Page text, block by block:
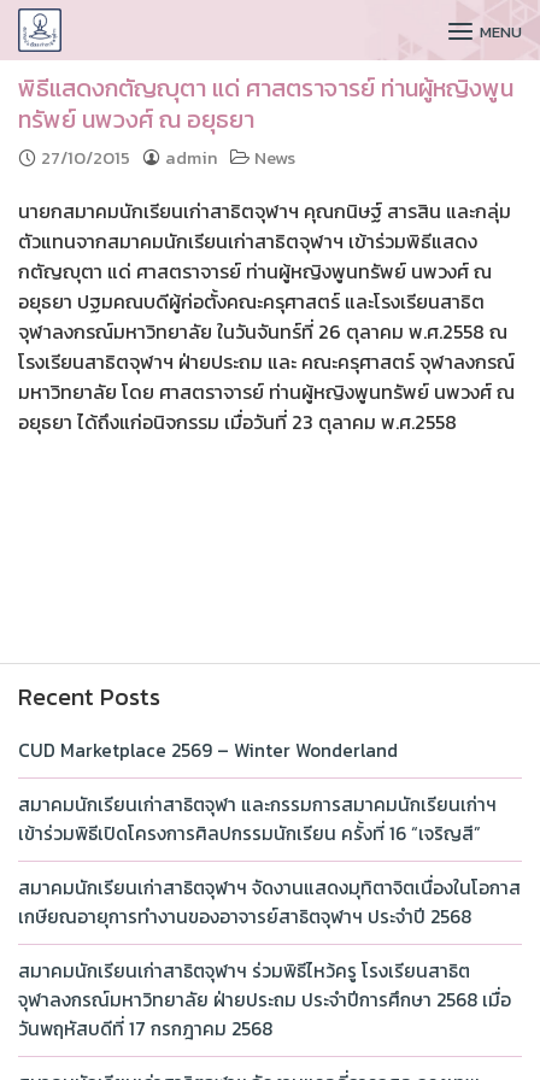
CUDAA MENU
พิธีแสดงกตัญญุตา แด่ ศาสตราจารย์ ท่านผู้หญิงพูน
ทรัพย์ นพวงศ์ ณ อยุธยา
27/10/2015 admin News
นายกสมาคมนักเรียนเก่าสาธิตจุฬาฯ คุณกนิษฐ์ สารสิน และกลุ่ม
ตัวแทนจากสมาคมนักเรียนเก่าสาธิตจุฬาฯ เข้าร่วมพิธีแสดง
กตัญญุตา แด่ ศาสตราจารย์ ท่านผู้หญิงพูนทรัพย์ นพวงศ์ ณ
อยุธยา ปฐมคณบดีผู้ก่อตั้งคณะครุศาสตร์ และโรงเรียนสาธิต
จุฬาลงกรณ์มหาวิทยาลัย ในวันจันทร์ที่ 26 ตุลาคม พ.ศ.2558 ณ
โรงเรียนสาธิตจุฬาฯ ฝ่ายประถม และ คณะครุศาสตร์ จุฬาลงกรณ์
มหาวิทยาลัย โดย ศาสตราจารย์ ท่านผู้หญิงพูนทรัพย์ นพวงศ์ ณ
อยุธยา ได้ถึงแก่อนิจกรรม เมื่อวันที่ 23 ตุลาคม พ.ศ.2558
Recent Posts
CUD Marketplace 2569 – Winter Wonderland
สมาคมนักเรียนเก่าสาธิตจุฬา และกรรมการสมาคมนักเรียนเก่าฯ
เข้าร่วมพิธีเปิดโครงการศิลปกรรมนักเรียน ครั้งที่ 16 “เจริญสี”
สมาคมนักเรียนเก่าสาธิตจุฬาฯ จัดงานแสดงมุทิตาจิตเนื่องในโอกาส
เกษียณอายุการทำงานของอาจารย์สาธิตจุฬาฯ ประจำปี 2568
สมาคมนักเรียนเก่าสาธิตจุฬาฯ ร่วมพิธีไหว้ครู โรงเรียนสาธิต
จุฬาลงกรณ์มหาวิทยาลัย ฝ่ายประถม ประจำปีการศึกษา 2568 เมื่อ
วันพฤหัสบดีที่ 17 กรกฎาคม 2568